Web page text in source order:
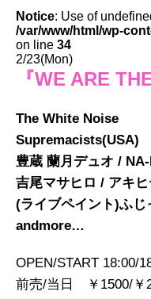
Notice: Use of
/var/www/html/wp-
on line 34
2/23(Mon)
『WE ARE
The White Noise
Supremacists(USA)
豊蔵 蘭月デュオ /
吉尾マサヒロ / アキ
(ライブペイント)ふじ
andmore…
OPEN/START 18:00/
前売/当日 ￥1500/￥